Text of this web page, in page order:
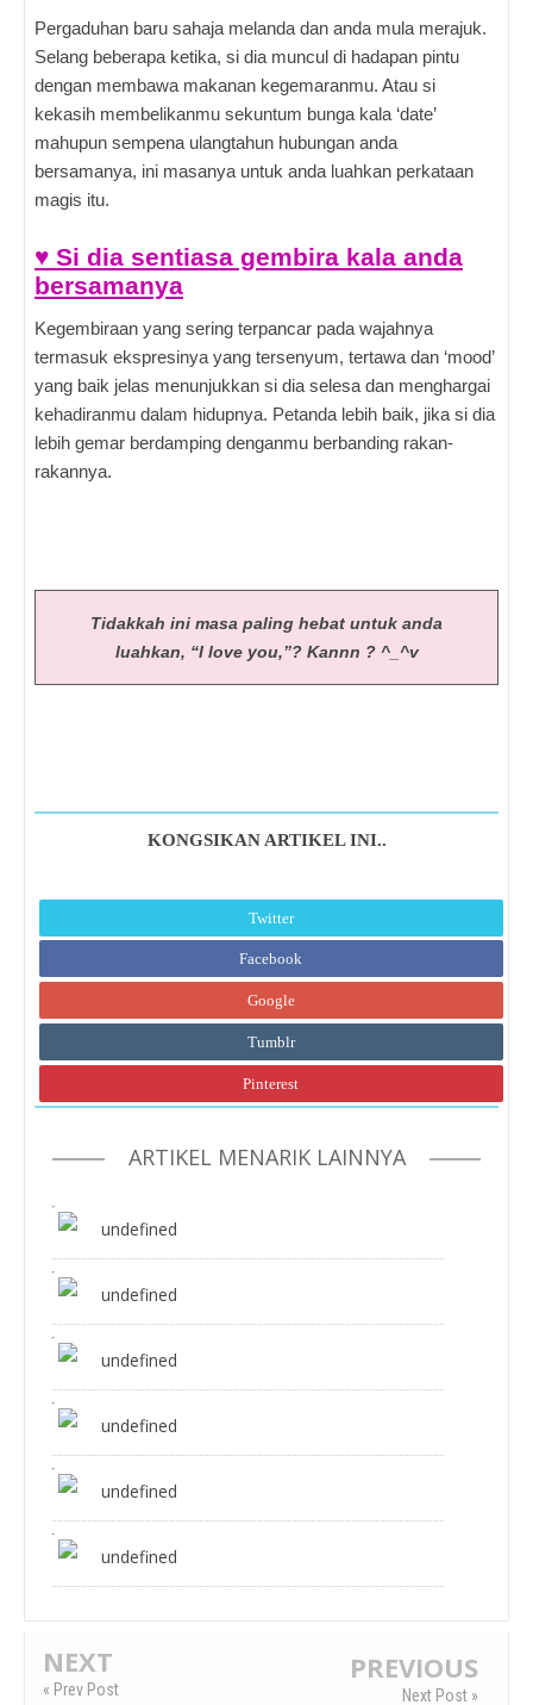
Pergaduhan baru sahaja melanda dan anda mula merajuk.
Selang beberapa ketika, si dia muncul di hadapan pintu
dengan membawa makanan kegemaranmu. Atau si
kekasih membelikanmu sekuntum bunga kala ‘date’
mahupun sempena ulangtahun hubungan anda
bersamanya, ini masanya untuk anda luahkan perkataan
magis itu.
♥ Si dia sentiasa gembira kala anda
bersamanya
Kegembiraan yang sering terpancar pada wajahnya
termasuk ekspresinya yang tersenyum, tertawa dan ‘mood’
yang baik jelas menunjukkan si dia selesa dan menghargai
kehadiranmu dalam hidupnya. Petanda lebih baik, jika si dia
lebih gemar berdamping denganmu berbanding rakan-
rakannya.
Tidakkah ini masa paling hebat untuk anda
luahkan, “I love you,”? Kannn ? ^_^v
KONGSIKAN ARTIKEL INI..
Twitter
Facebook
Google
Tumblr
Pinterest
ARTIKEL MENARIK LAINNYA
undefined
undefined
undefined
undefined
undefined
undefined
NEXT
« Prev Post
PREVIOUS
Next Post »